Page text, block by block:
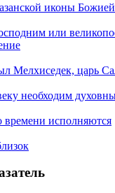
иконы
или
Мелхиседек, царь
необходим
исполняются